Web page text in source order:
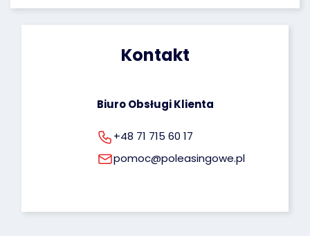
rodo@poleasingowe.pl
Kontakt
Biuro Obsługi Klienta
+48 71 715 60 17
pomoc@poleasingowe.pl